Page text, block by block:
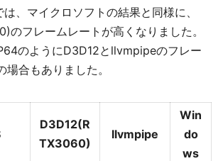
、マイクロソフトの結果と同様に、
のフレームレートが高くなりました。
のようにD3D12とllvmpipeのフレー
合もありました。
D3D12(R
TX3060)
llvmpipe
Win
do
ws